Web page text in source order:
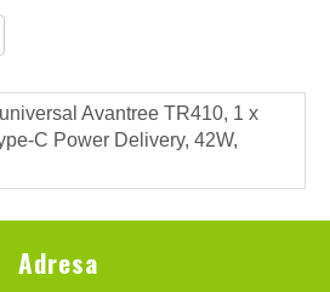
Avantree TR410, 1 x
C Power Delivery, 42W,
Adresa